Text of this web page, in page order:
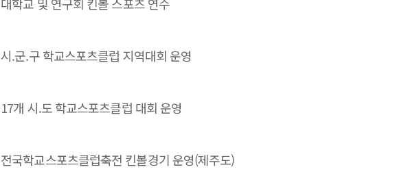
시.군.구 학교스포츠클럽 지역대회 운영
17개 시.도 학교스포츠클럽 대회 운영
전국학교스포츠클럽축전 킨볼경기 운영(제주도)